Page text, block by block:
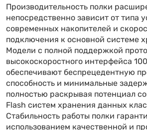
Производительность полки
непосредственно зависит от типа
современных накопителей и
подключения к основной системе
Модели с полной поддержкой
высокоскоростного интерфейса
обеспечивают беспрецедентную
способность и минимальные
полностью раскрывая потенциал
Flash систем хранения данных
Стабильность работы полки
использованием качественной и